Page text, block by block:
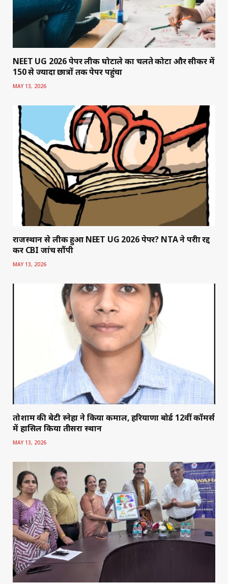
NEET UG 2026 पेपर लीक घोटाले का चलते कोटा और सीकर में
150 से ज्यादा छात्रों तक पेपर पहुंचा
MAY 13, 2026
राजस्थान से लीक हुआ NEET UG 2026 पेपर? NTA ने परीक्षा रद्द
कर CBI जांच सौंपी
MAY 13, 2026
तोशाम की बेटी स्नेहा ने किया कमाल, हरियाणा बोर्ड 12वीं कॉमर्स
में हासिल किया तीसरा स्थान
MAY 13, 2026